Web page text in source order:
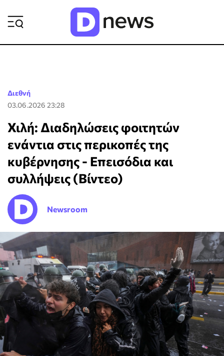
Διεθνή
03.06.2026 23:28
Χιλή: Διαδηλώσεις φοιτητών
ενάντια στις περικοπές της
κυβέρνησης - Επεισόδια και
συλλήψεις (Βίντεο)
Newsroom